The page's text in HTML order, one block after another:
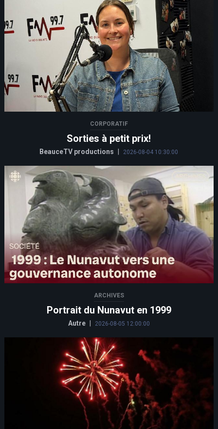
CORPORATIF
Sorties à petit prix!
BeauceTV productions | 2026-08-04 10:30:00
ARCHIVES
Portrait du Nunavut en 1999
Autre 2026-08-05 12:00:00